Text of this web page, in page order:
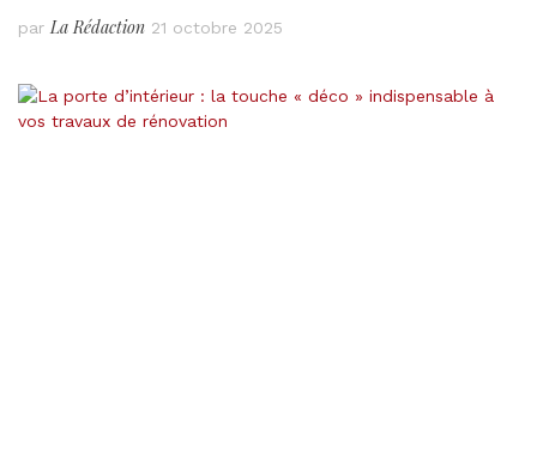
par La Rédaction 21 octobre 2025